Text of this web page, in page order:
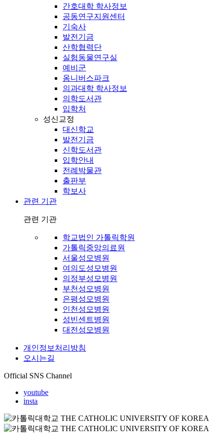
간호대학 학사정보
공동연구지원센터
기숙사
발전기금
산학협력단
실험동물연구실
예비군
옴니버스파크
의과대학 학사정보
의학도서관
입학처
성신교정
대신학교
발전기금
신학도서관
입학안내
전례박물관
출판부
학보사
관련 기관
관련 기관
학교법인 가톨릭학원
가톨릭중앙의료원
서울성모병원
여의도성모병원
의정부성모병원
부천성모병원
은평성모병원
인천성모병원
성빈센트병원
대전성모병원
개인정보처리방침
오시는길
Official SNS Channel
youtube
insta